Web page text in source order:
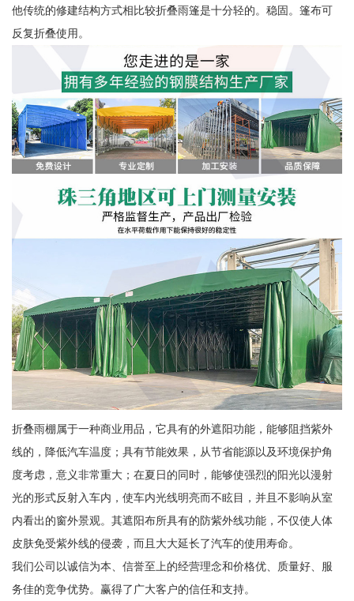
他传统的修建结构方式相比较折叠雨篷是十分轻的。稳固。篷布可
反复折叠使用。
折叠雨棚属于一种商业用品，它具有的外遮阳功能，能够阻挡紫外
线的，降低汽车温度；具有节能效果，从节省能源以及环境保护角
度考虑，意义非常重大；在夏日的同时，能够使强烈的阳光以漫射
光的形式反射入车内，使车内光线明亮而不眩目，并且不影响从室
内看出的窗外景观。其遮阳布所具有的防紫外线功能，不仅使人体
皮肤免受紫外线的侵袭，而且大大延长了汽车的使用寿命。
我们公司以诚信为本、信誉至上的经营理念和价格优、质量好、服
务佳的竞争优势。赢得了广大客户的信任和支持。